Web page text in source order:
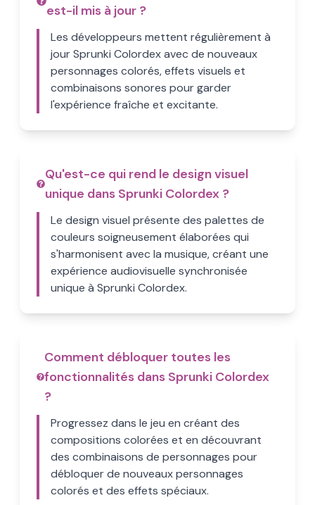
est-il mis à jour ?
Les développeurs mettent régulièrement à
jour Sprunki Colordex avec de nouveaux
personnages colorés, effets visuels et
combinaisons sonores pour garder
l'expérience fraîche et excitante.
Qu'est-ce qui rend le design visuel
unique dans Sprunki Colordex ?
Le design visuel présente des palettes de
couleurs soigneusement élaborées qui
s'harmonisent avec la musique, créant une
expérience audiovisuelle synchronisée
unique à Sprunki Colordex.
Comment débloquer toutes les
fonctionnalités dans Sprunki Colordex
?
Progressez dans le jeu en créant des
compositions colorées et en découvrant
des combinaisons de personnages pour
débloquer de nouveaux personnages
colorés et des effets spéciaux.